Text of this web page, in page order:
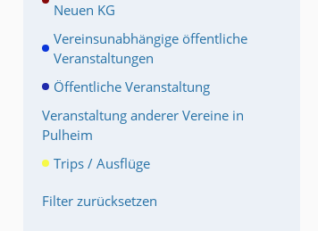
Neuen KG
Vereinsunabhängige öffentliche
Veranstaltungen
Öffentliche Veranstaltung
Veranstaltung anderer Vereine in
Pulheim
Trips / Ausflüge
Filter zurücksetzen